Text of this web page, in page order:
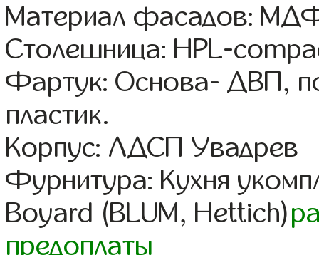
Материал фасадов:
Столешница: HPL-
Фартук: Основа- ДВП,
пластик.
Корпус: ЛДСП Увадрев
Фурнитура: Кухня
Boyard (BLUM, Hettich)
предоплаты